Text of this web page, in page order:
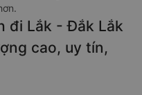
đi Lắk - Đắk Lắk
cao, uy tín,